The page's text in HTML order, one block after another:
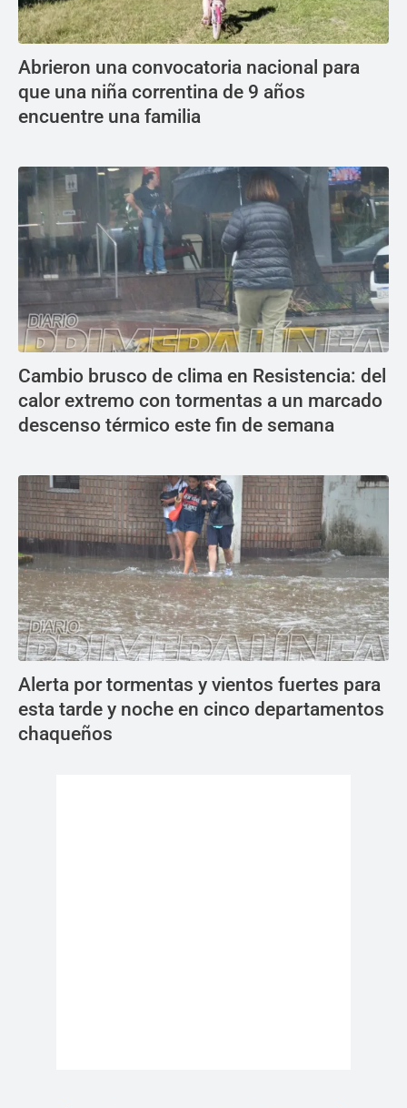
Abrieron una convocatoria nacional para
que una niña correntina de 9 años
encuentre una familia
Cambio brusco de clima en Resistencia: del
calor extremo con tormentas a un marcado
descenso térmico este fin de semana
Alerta por tormentas y vientos fuertes para
esta tarde y noche en cinco departamentos
chaqueños